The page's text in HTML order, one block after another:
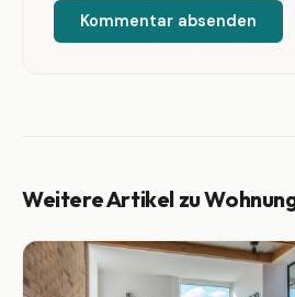
Kommentar absenden
Weitere Artikel zu